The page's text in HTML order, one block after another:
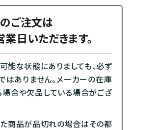
ご注文は
日いただきます。
な状態にありましても、必ず
はありません。メーカーの在庫
場合や欠品している場合がござ
商品が品切れの場合はその都